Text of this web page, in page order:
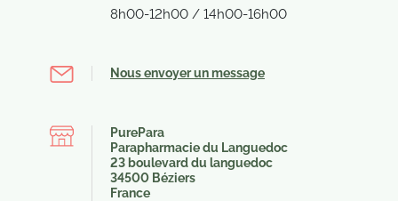
8h00-12h00 / 14h00-16h00
Nous envoyer un message
PurePara
Parapharmacie du Languedoc
23 boulevard du languedoc
34500 Béziers
France